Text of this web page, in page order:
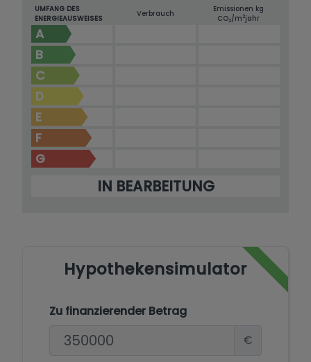
UMFANG DES
ENERGIEAUSWEISES
Verbrauch
Emissionen kg
CO2/m2jahr
A
B
C
D
E
F
G
IN BEARBEITUNG
Hypothekensimulator
Zu finanzierender Betrag
€